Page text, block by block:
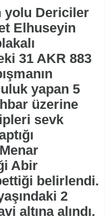
yolu Dericiler
Elhuseyin
31 AKR 883
yapan 5
üzerine
sevk
Abir
belirlendi.
2
altına alındı.